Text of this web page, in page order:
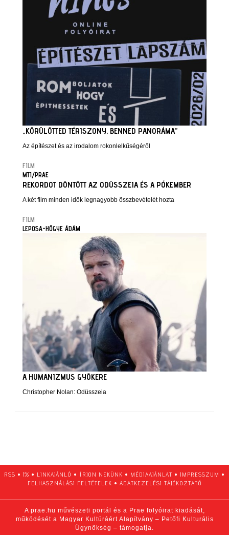
„KÖRÜLÖTTED TÉRISZONY, BENNED PANORÁMA”
Az építészet és az irodalom rokonlelkűségéről
FILM
MTI/PRAE
REKORDOT DÖNTÖTT AZ ODÜSSZEIA ÉS A PÓKEMBER
A két film minden idők legnagyobb összbevételét hozta
FILM
LEPOSA-HŐGYE ÁDÁM
A HUMANIZMUS GYÖKERE
Christopher Nolan: Odüsszeia
RSS • 1% • LINKAJÁNLÓ • ÍRJON NEKÜNK • MÉDIAAJÁNLAT • IMPRESSZUM •
FELHASZNÁLÁSI FELTÉTELEK • ADATKEZELÉSI TÁJÉKOZTATÓ
A prae.hu művészeti portál és a Prae folyóirat kiadását,
működését a Magyar Kultúráért Alapítvány – Petőfi Kulturális
Ügynökség – támogatja.